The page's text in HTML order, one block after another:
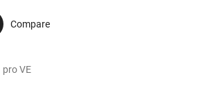
Compare
pro VE